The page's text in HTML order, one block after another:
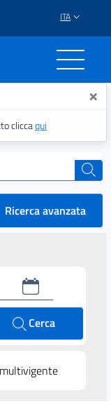
ITA
×
cliccaqui
cerca
Ricerca avanzata
Cerca
multivigente